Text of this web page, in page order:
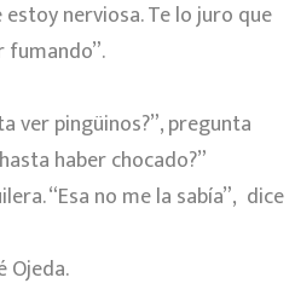
nerviosa. Te lo juro que
fumando”.
ver pingüinos?”, pregunta
haber chocado?”
“Esa no me la sabía”, dice
Ojeda.